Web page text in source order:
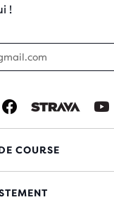
!
COURSE